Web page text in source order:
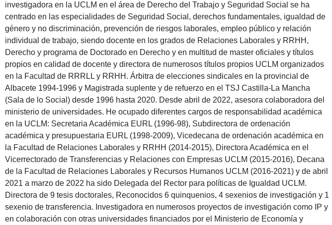
investigadora en la UCLM en el área de Derecho del Trabajo y Seguridad Social se ha
centrado en las especialidades de Seguridad Social, derechos fundamentales, igualdad de
género y no discriminación, prevención de riesgos laborales, empleo público y relación
individual de trabajo, siendo docente en los grados de Relaciones Laborales y RRHH,
Derecho y programa de Doctorado en Derecho y en multitud de master oficiales y títulos
propios en calidad de docente y directora de numerosos títulos propios UCLM organizados
en la Facultad de RRRLL y RRHH. Árbitra de elecciones sindicales en la provincial de
Albacete 1994-1996 y Magistrada suplente y de refuerzo en el TSJ Castilla-La Mancha
(Sala de lo Social) desde 1996 hasta 2020. Desde abril de 2022, asesora colaboradora del
ministerio de universidades. He ocupado diferentes cargos de responsabilidad académica
en la UCLM: Secretaria Académica EURL (1996-98), Subdirectora de ordenación
académica y presupuestaria EURL (1998-2009), Vicedecana de ordenación académica en
la Facultad de Relaciones Laborales y RRHH (2014-2015), Directora Académica en el
Vicerrectorado de Transferencias y Relaciones con Empresas UCLM (2015-2016), Decana
de la Facultad de Relaciones Laborales y Recursos Humanos UCLM (2016-2021) y de abril
2021 a marzo de 2022 ha sido Delegada del Rector para políticas de Igualdad UCLM.
Directora de 9 tesis doctorales, Reconocidos 6 quinquenios, 4 sexenios de investigación y 1
sexenio de transferencia. Investigadora en numerosos proyectos de investigación como IP y
en colaboración con otras universidades financiados por el Ministerio de Economía y